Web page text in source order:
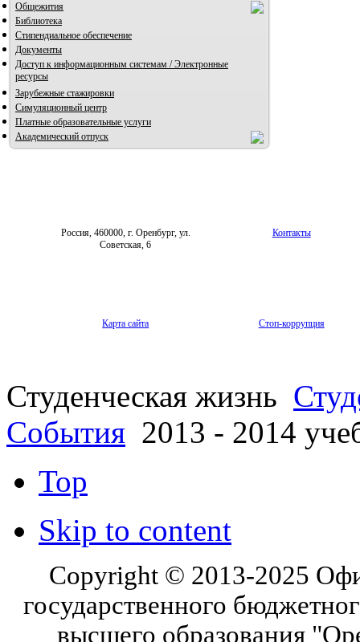
Общежития
Библиотека
Стипендиальное обеспечение
Документы
Доступ к информационным системам / Электронные
ресурсы
Зарубежные стажировки
Симуляционный центр
Платные образовательные услуги
Академический отпуск
Россия, 460000, г. Оренбург, ул.
Советская, 6
Контакты
Карта сайта Стоп-коррупция
Студенческая жизнь
События 2013 - 2014
Top
Skip to content
Copyright © 2013-2025
государственного
высшего образования